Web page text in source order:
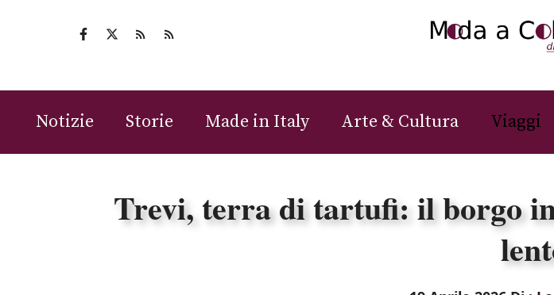
Notizie Storie Made in Italy Arte & Cultura Viaggi
Trevi, terra di tartufi: il borgo